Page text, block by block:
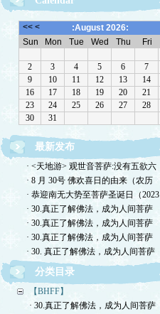
最新发布
· <天地游> 观世音菩萨:没有五欲六
· 8 月 30号 佛欢喜日的由来（农历
· 恭迎南无大势至菩萨圣诞日（2023
· 30.真正了解佛法，成为人间菩萨
· 30.真正了解佛法，成为人间菩萨
· 30.真正了解佛法，成为人间菩萨
· 30. 真正了解佛法，成为人间菩萨
分类目录
【BHFF】
· 30.真正了解佛法，成为人间菩萨